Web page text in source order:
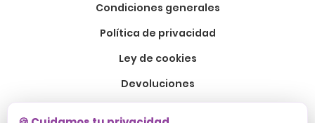
Condiciones generales
Política de privacidad
Ley de cookies
Devoluciones